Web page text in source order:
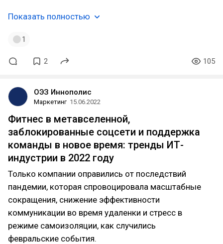
Показать полностью
1
2 105
ОЭЗ Иннополис
Маркетинг 15.06.2022
Фитнес в метавселенной,
заблокированные соцсети и поддержка
команды в новое время: тренды ИТ-
индустрии в 2022 году
Только компании оправились от последствий
пандемии, которая спровоцировала масштабные
сокращения, снижение эффективности
коммуникации во время удаленки и стресс в
режиме самоизоляции, как случились
февральские события.